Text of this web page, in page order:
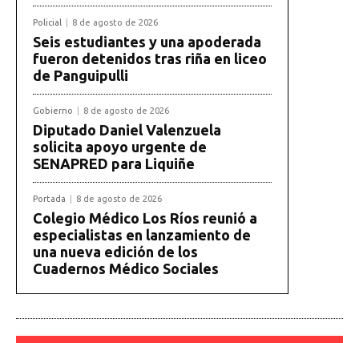
Policial 8 de agosto de 2026
Seis estudiantes y una apoderada
fueron detenidos tras riña en liceo
de Panguipulli
Gobierno 8 de agosto de 2026
Diputado Daniel Valenzuela
solicita apoyo urgente de
SENAPRED para Liquiñe
Portada 8 de agosto de 2026
Colegio Médico Los Ríos reunió a
especialistas en lanzamiento de
una nueva edición de los
Cuadernos Médico Sociales